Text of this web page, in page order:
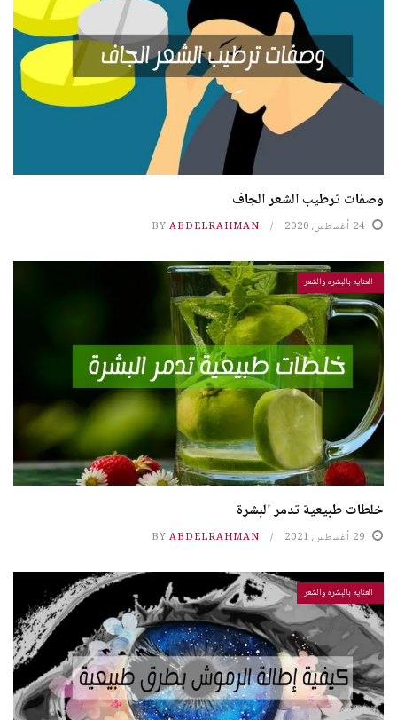
وصفات ترطيب الشعر الجاف
24 أغسطس، 2020 BY ABDELRAHMAN
العنايه بالبشره والشعر
خلطات طبيعية تدمر البشرة
29 أغسطس، 2021 BY ABDELRAHMAN
العنايه بالبشره والشعر